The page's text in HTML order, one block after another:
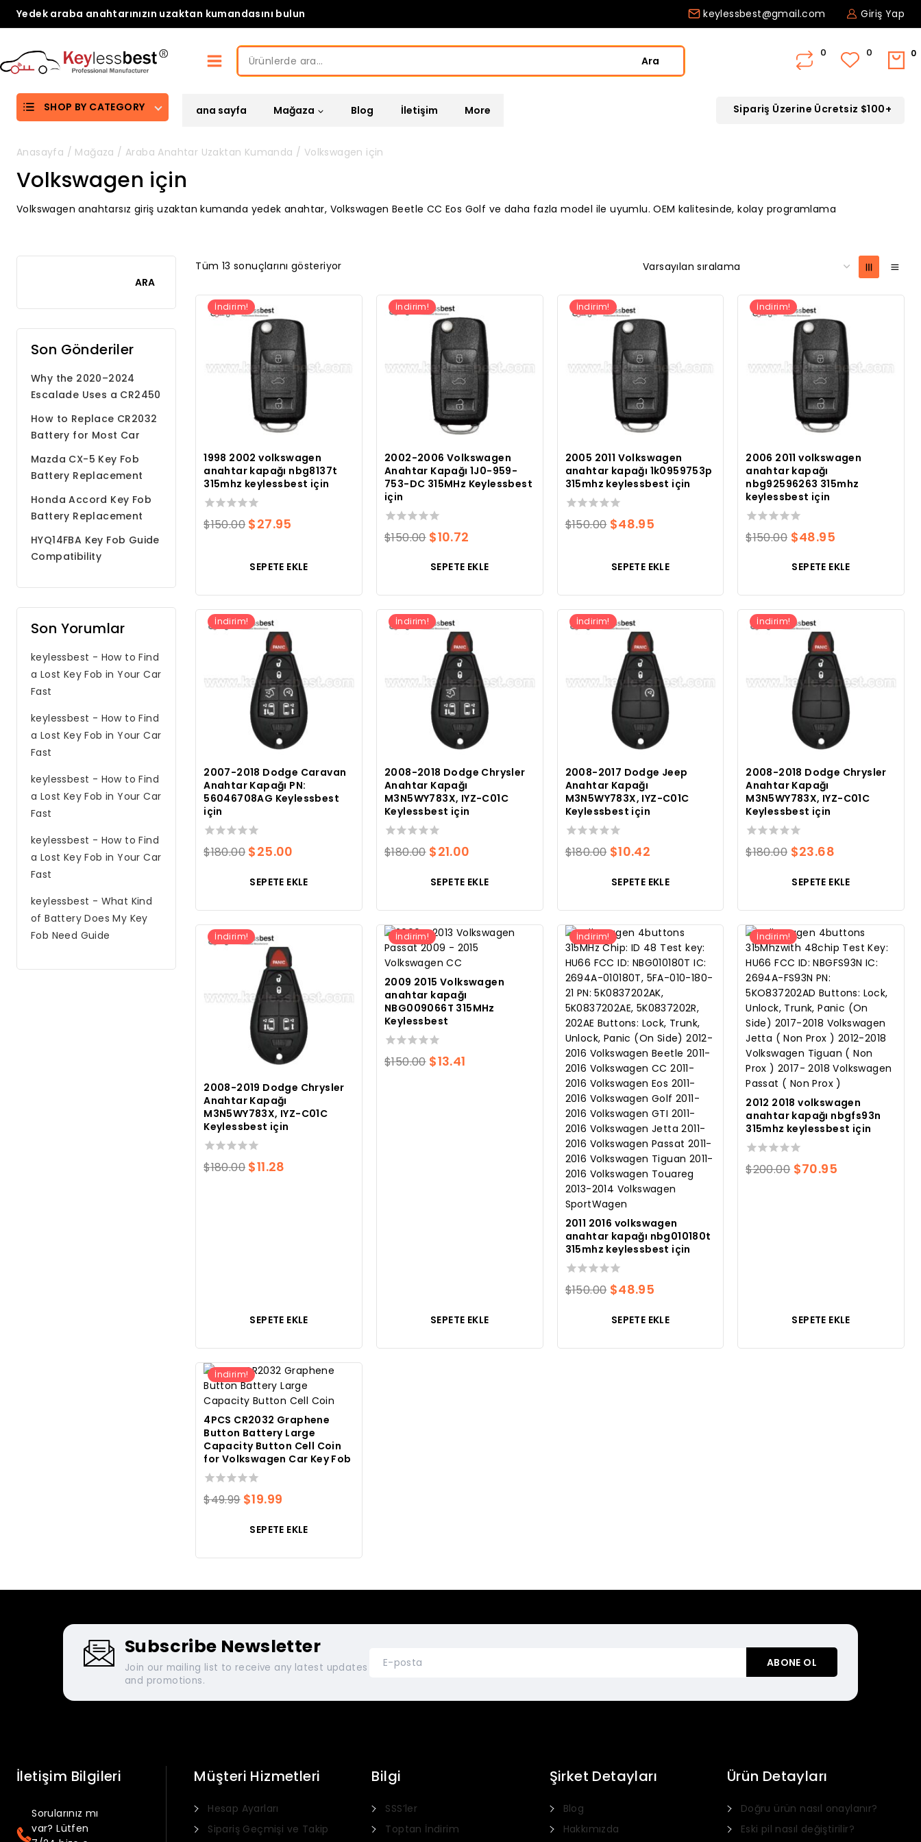
SkipYedek araba anahtarınızın uzaktan kumandasını bulun keylessbest@gmail.com Giriş Yap
Ara:
Ara
0
SHOP BY CATEGORY ana sayfa Mağaza Blog İletişim More Sipariş Üzerine Ücretsiz $100+
Anasayfa / Mağaza / Araba Anahtar Uzaktan Kumanda / Volkswagen için
Volkswagen için
Volkswagen anahtarsız giriş uzaktan kumanda yedek anahtar, Volkswagen Beetle CC Eos Golf ve daha fazla model ile uyumlu. OEM kalitesinde, kolay programlama
Tüm 13 sonuçlarını gösteriyor
İndirim!
1998 2002 volkswagen
anahtar kapağı nbg8137t
315mhz keylessbest için
0
toplam
$150.00 Orijinal
$150.00.
$27.95
$27.95.
SEPETE EKLE
İndirim!
2002-2006 Volkswagen
Anahtar Kapağı 1J0-959-
753-DC 315MHz Keylessbest
için
0
toplam
$150.00 Orijinal
$150.00.
$10.72
$10.72.
SEPETE EKLE
İndirim!
2005 2011 Volkswagen
anahtar kapağı 1k0959753p
315mhz keylessbest için
0
toplam
$150.00 Orijinal
$150.00.
$48.95
$48.95.
SEPETE EKLE
İndirim!
2006 2011 volkswagen
anahtar kapağı
nbg92596263 315mhz
keylessbest için
0
toplam
$150.00 Orijinal
$150.00.
$48.95Mevcut
$48.95.
SEPETE EKLE
İndirim!
2007-2018 Dodge Caravan
Anahtar Kapağı PN:
56046708AG Keylessbest
için
0
toplam
$180.00 Orijinal
$180.00.
$25.00
$25.00.
SEPETE EKLE
İndirim!
2008-2018 Dodge Chrysler
Anahtar Kapağı
M3N5WY783X, IYZ-C01C
Keylessbest için
0
toplam
$180.00 Orijinal
$180.00.
$21.00
$21.00.
SEPETE EKLE
İndirim!
2008-2017 Dodge Jeep
Anahtar Kapağı
M3N5WY783X, IYZ-C01C
Keylessbest için
0
toplam
$180.00 Orijinal
$180.00.
$10.42
$10.42.
SEPETE EKLE
İndirim!
2008-2018 Dodge Chrysler
Anahtar Kapağı
M3N5WY783X, IYZ-C01C
Keylessbest için
0
toplam
$180.00 Orijinal
$180.00.
$23.68Mevcut
$23.68.
SEPETE EKLE
İndirim!
2008-2019 Dodge Chrysler
Anahtar Kapağı
M3N5WY783X, IYZ-C01C
Keylessbest için
0
toplam
$180.00 Orijinal
$11.28
SEPETE EKLE
İndirim!
2009 2015 Volkswagen
anahtar kapağı
NBG009066T 315MHz
Keylessbest
0
toplam
$150.00 Orijinal
$13.41
SEPETE EKLE
İndirim!
2011 2016 volkswagen
anahtar kapağı nbg010180t
315mhz keylessbest için
0
toplam
$150.00 Orijinal
$150.00.
$48.95
$48.95.
SEPETE EKLE
İndirim!
2012 2018 volkswagen
anahtar kapağı nbgfs93n
315mhz keylessbest için
0
toplam
$200.00 Orijinal
$70.95Mevcut
SEPETE EKLE
İndirim!
4PCS CR2032 Graphene
Button Battery Large
Capacity Button Cell Coin
for Volkswagen Car Key Fob
0
toplam
$49.99 Orijinal
$49.99.
$19.99
$19.99.
SEPETE EKLE
ARA
Son Gönderiler
Why the 2020–2024
Escalade Uses a CR2450
How to Replace CR2032
Battery for Most Car
Remote Key Fobs
Mazda CX-5 Key Fob
Battery Replacement
Step by Step Guide
Honda Accord Key Fob
Battery Replacement
HYQ14FBA Key Fob Guide
Compatibility
Son Yorumlar
keylessbest - How to Find
a Lost Key Fob in Your Car
Fast
keylessbest - How to Find
a Lost Key Fob in Your Car
Fast
keylessbest - How to Find
a Lost Key Fob in Your Car
Fast
keylessbest - How to Find
a Lost Key Fob in Your Car
Fast
keylessbest - What Kind
of Battery Does My Key
Fob Need Guide
Subscribe Newsletter
Join our mailing list to receive any latest updates
and promotions.
İletişim Bilgileri
Sorularınız mı
var? Lütfen
Müşteri Hizmetleri
Hesap Ayarları
Sipariş Geçmişi ve Takip
Bilgi
SSS’ler
Toptan İndirim
Şirket Detayları
Blog
Hakkımızda
Ürün Detayları
Doğru ürün nasıl onaylanır?
Eski pil nasıl değiştirilir?
Dutch
Italian